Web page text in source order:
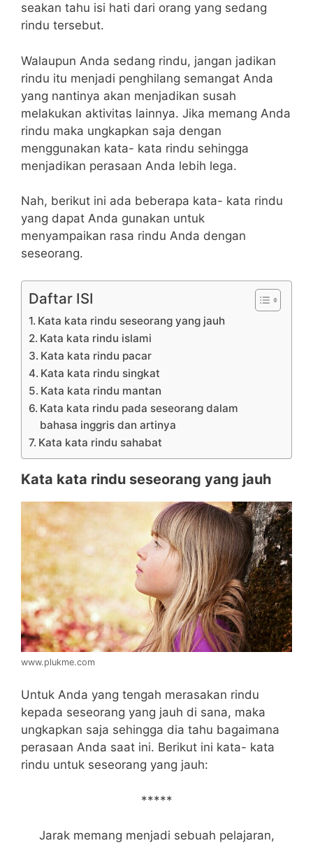
seakan tahu isi hati dari orang yang sedang
rindu tersebut.
Walaupun Anda sedang rindu, jangan jadikan
rindu itu menjadi penghilang semangat Anda
yang nantinya akan menjadikan susah
melakukan aktivitas lainnya. Jika memang Anda
rindu maka ungkapkan saja dengan
menggunakan kata- kata rindu sehingga
menjadikan perasaan Anda lebih lega.
Nah, berikut ini ada beberapa kata- kata rindu
yang dapat Anda gunakan untuk
menyampaikan rasa rindu Anda dengan
seseorang.
Daftar ISI
Kata kata rindu seseorang yang jauh
Kata kata rindu islami
Kata kata rindu pacar
Kata kata rindu singkat
Kata kata rindu mantan
Kata kata rindu pada seseorang dalam
bahasa inggris dan artinya
Kata kata rindu sahabat
Kata kata rindu seseorang yang jauh
www.plukme.com
Untuk Anda yang tengah merasakan rindu
kepada seseorang yang jauh di sana, maka
ungkapkan saja sehingga dia tahu bagaimana
perasaan Anda saat ini. Berikut ini kata- kata
rindu untuk seseorang yang jauh:
*****
Jarak memang menjadi sebuah pelajaran,